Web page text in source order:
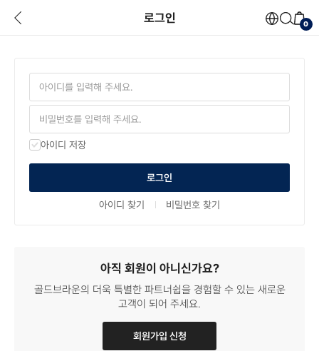
0
로그인
아이디 저장
로그인
아이디 찾기 비밀번호 찾기
아직 회원이 아니신가요?
골드브라운의 더욱 특별한 파트너쉽을 경험할 수 있는 새로운
고객이 되어 주세요.
회원가입 신청